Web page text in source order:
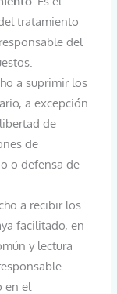
tratamiento
del
a suprimir los
a excepción
de
de
o defensa de
a recibir los
facilitado, en
y lectura
en el